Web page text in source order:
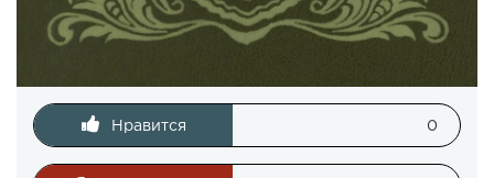
Нравится 0